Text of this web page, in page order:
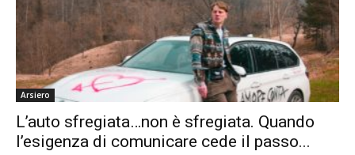
Arsiero
L’auto sfregiata…non è sfregiata. Quando
l’esigenza di comunicare cede il passo...